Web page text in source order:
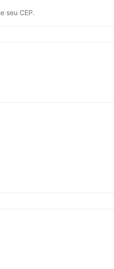
seu CEP.